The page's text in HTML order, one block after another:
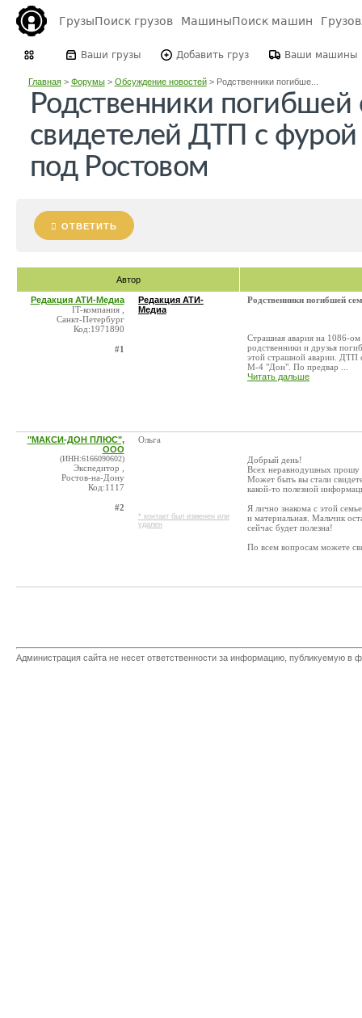
ГрузыПоиск грузов МашиныПоиск машин
Ваши грузы Добавить груз Ваши машины
Главная> Форумы> Обсуждение новостей> Родственники погибше...
Родственники
свидетелей ДТП с
под Ростовом
ОТВЕТИТЬ
Автор
Редакция АТИ-Медиа
IT-компания ,
Санкт-Петербург
Код:1971890
#1
Редакция АТИ-
Медиа
Родственники погибшей
Страшная авария на 1086-
родственники и друзья
этой страшной аварии. ДТП
М-4 "Дон". По предвар ...
Читать дальше
"МАКСИ-ДОН ПЛЮС",
ООО
(ИНН:6166090602)
Экспедитор ,
Ростов-на-Дону
Код:1117
#2
Ольга
* контакт был изменен или
удален
Добрый день!
Всех неравнодушных прошу
Может быть вы стали
какой-то полезной
Я лично знакома с этой
и материальная. Мальчик
сейчас будет полезна!
По всем вопросам можете
Администрация сайта не несет ответственности за информацию, публикуемую